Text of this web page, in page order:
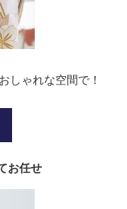
しゃれな空間で！
お任せ